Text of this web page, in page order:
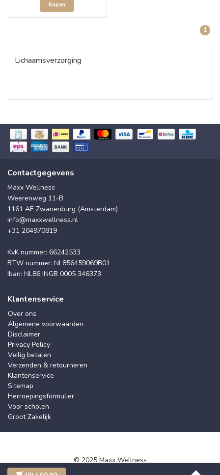
Kopen
1
Lichaamsverzorging
Contactgegevens
Maxx Wellness
Weerenweg 11-B
1161 AE Zwanenburg (Amsterdam)
info@maxxwellness.nl
+31 204970819
KvK nummer: 66242533
BTW nummer: NL856459069B01
Iban: NL86 INGB 0005 346373
Klantenservice
Over ons
Algemene voorwaarden
Disclaimer
Privacy Policy
Veilig betalen
Verzenden & retourneren
Klantenservice
Sitemap
Herroepingsformulier
Voor scholen
Groot Zakelijk
© 2025 Maxx Wellness